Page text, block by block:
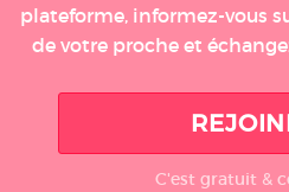
plateforme, informez-vous
de votre proche et
C'est gratuit &